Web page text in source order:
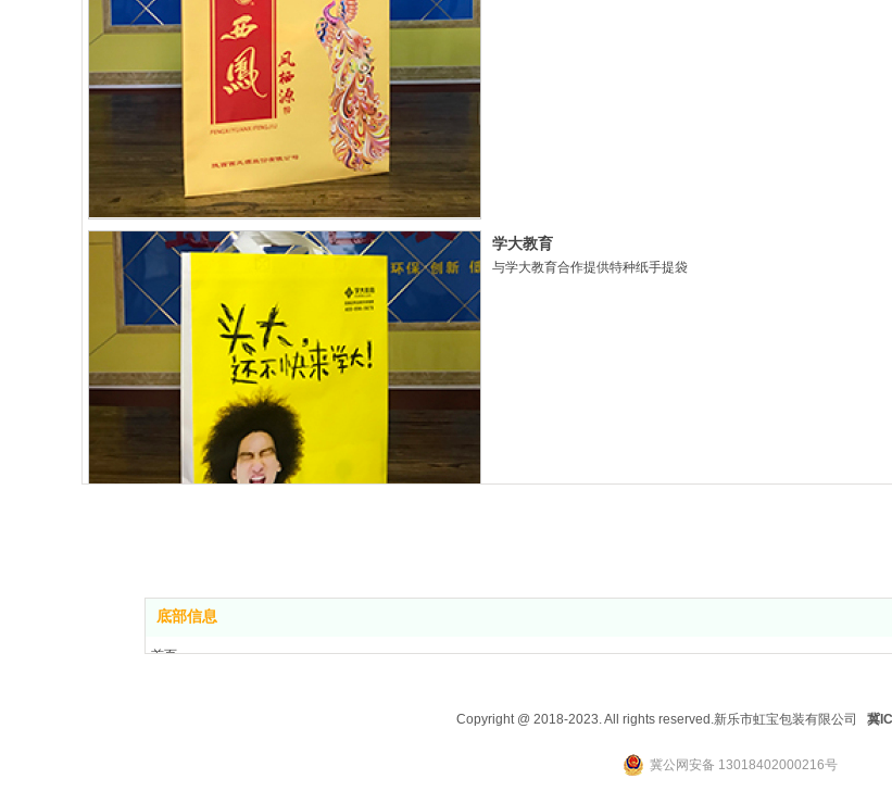
学大教育
与学大教育合作提供特种纸手提袋
底部信息
首页
Copyright @ 2018-2023. All rights reserved.新乐市虹宝包装有限公司 冀
冀公网安备 13018402000216号